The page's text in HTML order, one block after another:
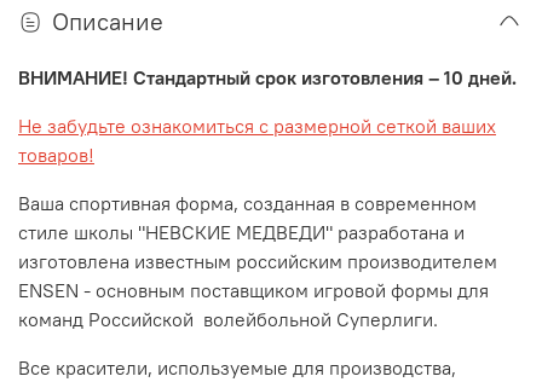
Описание
ВНИМАНИЕ! Стандартный срок изготовления – 10 дней.
Не забудьте ознакомиться с размерной сеткой ваших
товаров!
Ваша спортивная форма, созданная в современном
стиле школы "НЕВСКИЕ МЕДВЕДИ" разработана и
изготовлена известным российским производителем
ENSEN - основным поставщиком игровой формы для
команд Российской волейбольной Суперлиги.
Все красители, используемые для производства,